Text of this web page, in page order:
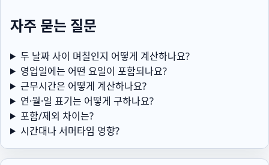
자주 묻는 질문
두 날짜 사이 며칠인지 어떻게 계산하나요?
영업일에는 어떤 요일이 포함되나요?
근무시간은 어떻게 계산하나요?
연·월·일 표기는 어떻게 구하나요?
포함/제외 차이는?
시간대나 서머타임 영향?